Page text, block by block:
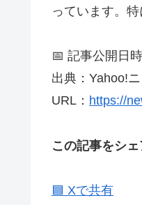
っています。
📅 記事公開日
出典：Yahoo!
URL： https://
この記事をシェ
🟦 Xで共有